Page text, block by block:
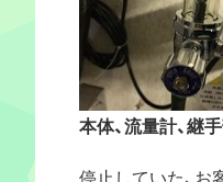
本体、流量計、継
停止していた、